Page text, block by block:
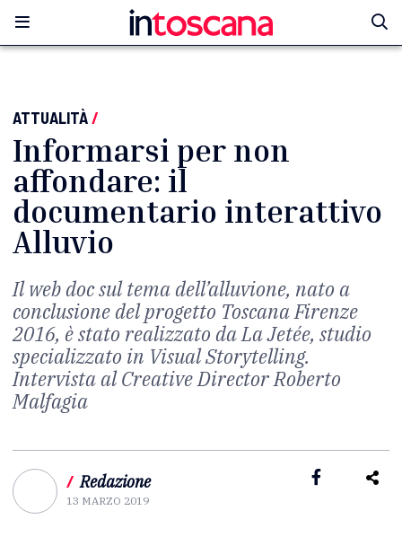
ATTUALITÀ/
Informarsi per non
affondare: il
documentario interattivo
Alluvio
Il web doc sul tema dell’alluvione, nato a
conclusione del progetto Toscana Firenze
2016, è stato realizzato da La Jetée, studio
specializzato in Visual Storytelling.
Intervista al Creative Director Roberto
Malfagia
/ Redazione
13 MARZO 2019